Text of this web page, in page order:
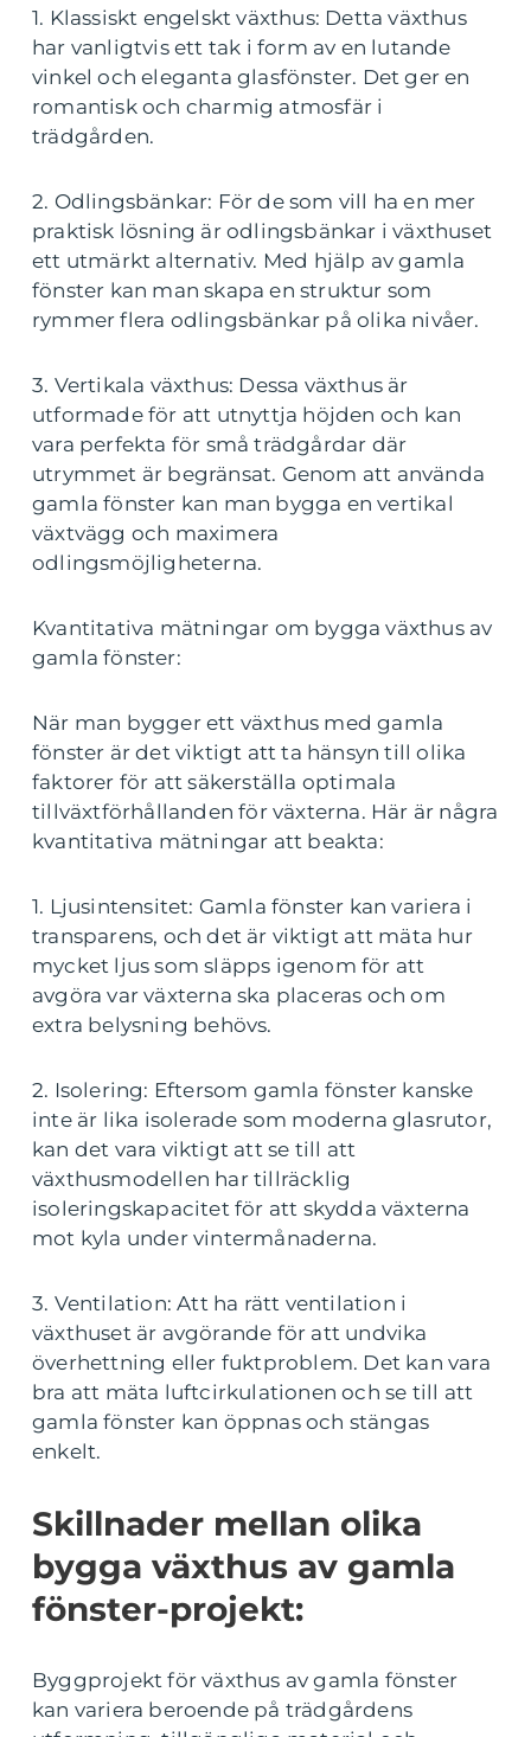
1. Klassiskt engelskt växthus: Detta växthus
har vanligtvis ett tak i form av en lutande
vinkel och eleganta glasfönster. Det ger en
romantisk och charmig atmosfär i
trädgården.
2. Odlingsbänkar: För de som vill ha en mer
praktisk lösning är odlingsbänkar i växthuset
ett utmärkt alternativ. Med hjälp av gamla
fönster kan man skapa en struktur som
rymmer flera odlingsbänkar på olika nivåer.
3. Vertikala växthus: Dessa växthus är
utformade för att utnyttja höjden och kan
vara perfekta för små trädgårdar där
utrymmet är begränsat. Genom att använda
gamla fönster kan man bygga en vertikal
växtvägg och maximera
odlingsmöjligheterna.
Kvantitativa mätningar om bygga växthus av
gamla fönster:
När man bygger ett växthus med gamla
fönster är det viktigt att ta hänsyn till olika
faktorer för att säkerställa optimala
tillväxtförhållanden för växterna. Här är några
kvantitativa mätningar att beakta:
1. Ljusintensitet: Gamla fönster kan variera i
transparens, och det är viktigt att mäta hur
mycket ljus som släpps igenom för att
avgöra var växterna ska placeras och om
extra belysning behövs.
2. Isolering: Eftersom gamla fönster kanske
inte är lika isolerade som moderna glasrutor,
kan det vara viktigt att se till att
växthusmodellen har tillräcklig
isoleringskapacitet för att skydda växterna
mot kyla under vintermånaderna.
3. Ventilation: Att ha rätt ventilation i
växthuset är avgörande för att undvika
överhettning eller fuktproblem. Det kan vara
bra att mäta luftcirkulationen och se till att
gamla fönster kan öppnas och stängas
enkelt.
Skillnader mellan olika
bygga växthus av gamla
fönster-projekt:
Byggprojekt för växthus av gamla fönster
kan variera beroende på trädgårdens